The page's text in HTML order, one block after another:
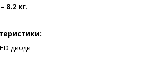
8.2 кг.
диоди